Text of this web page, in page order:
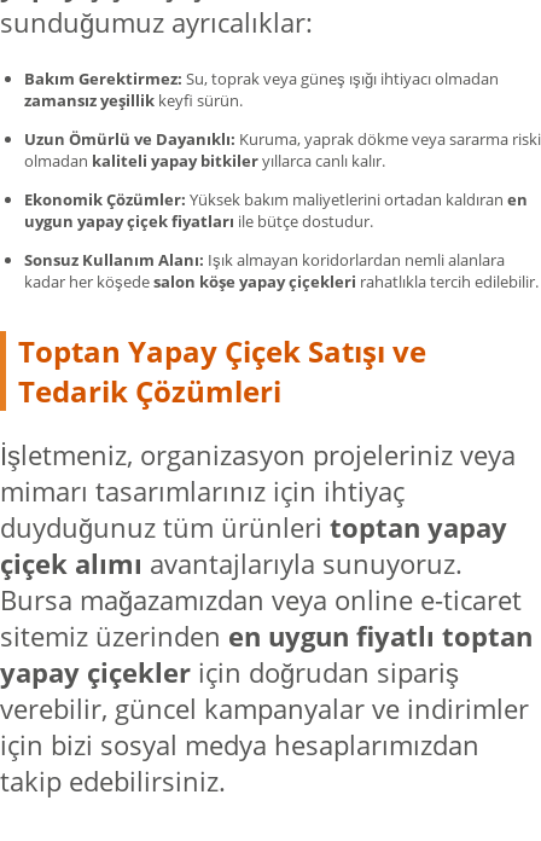
sunduğumuz ayrıcalıklar:
Bakım Gerektirmez: Su, toprak veya güneş ışığı ihtiyacı olmadan
zamansız yeşillik keyfi sürün.
Uzun Ömürlü ve Dayanıklı: Kuruma, yaprak dökme veya sararma riski
olmadan kaliteli yapay bitkileryıllarca canlı kalır.
Ekonomik Çözümler: Yüksek bakım maliyetlerini ortadan kaldıran en
uygun yapay çiçek fiyatları ile bütçe dostudur.
Sonsuz Kullanım Alanı: Işık almayan koridorlardan nemli alanlara
kadar her köşedesalon köşe yapay çiçekleri rahatlıkla tercih edilebilir.
Toptan Yapay Çiçek Satışı ve
Tedarik Çözümleri
İşletmeniz, organizasyon projeleriniz veya
mimarı tasarımlarınız için ihtiyaç
duyduğunuz tüm ürünleri toptan yapay
çiçek alımı avantajlarıyla sunuyoruz.
Bursa mağazamızdan veya online e-ticaret
sitemiz üzerinden en uygun fiyatlı toptan
yapay çiçekler için doğrudan sipariş
verebilir, güncel kampanyalar ve indirimler
için bizi sosyal medya hesaplarımızdan
takip edebilirsiniz.